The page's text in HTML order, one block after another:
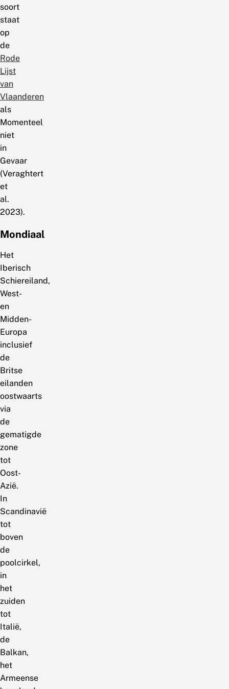
soort
staat
op
de
Rode
Lijst
van
Vlaanderen
als
Momenteel
niet
in
Gevaar
(Veraghtert
et
al.
2023).
Mondiaal
Het
Iberisch
Schiereiland,
West-
en
Midden-
Europa
inclusief
de
Britse
eilanden
oostwaarts
via
de
gematigde
zone
tot
Oost-
Azië.
In
Scandinavië
tot
boven
de
poolcirkel,
in
het
zuiden
tot
Italië,
de
Balkan,
het
Armeense